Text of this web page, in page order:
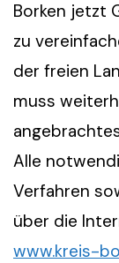
Borken jetzt
zu
der freien
muss
Alle
Verfahren
über die
www.kreis-